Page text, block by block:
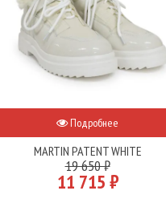
Подробнее
MARTIN PATENT WHITE
19 650 ₽
11 715 ₽